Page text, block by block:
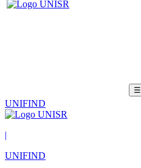
☰
UNIFIND
|
UNIFIND